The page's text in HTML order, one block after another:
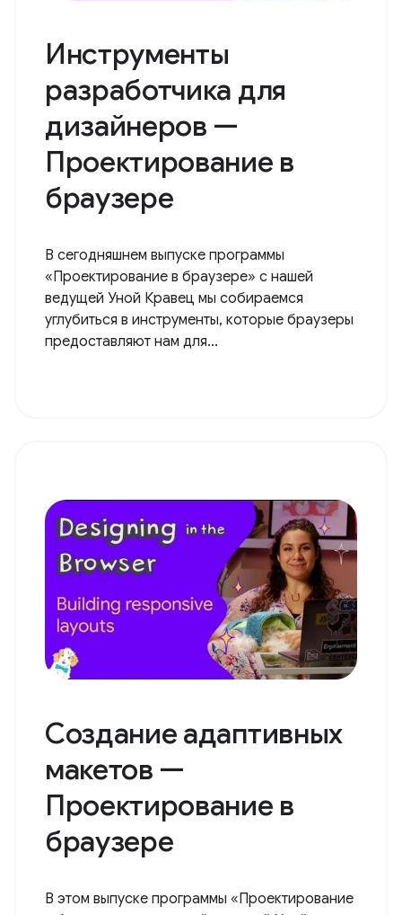
Инструменты
разработчика для
дизайнеров —
Проектирование в
браузере
В сегодняшнем выпуске программы
«Проектирование в браузере» с нашей
ведущей Уной Кравец мы собираемся
углубиться в инструменты, которые браузеры
предоставляют нам для...
Создание адаптивных
макетов —
Проектирование в
браузере
В этом выпуске программы «Проектирование